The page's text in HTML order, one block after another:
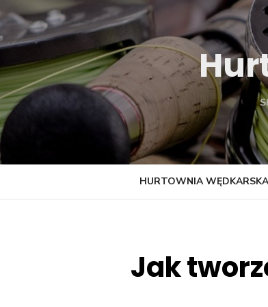
Skip
to
content
HURTOWNIA WĘDKARSKA
Jak